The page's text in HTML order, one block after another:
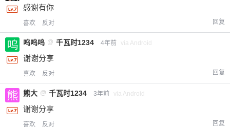
感谢有你
喜欢 反对 回复
呜呜呜 @ 千瓦时1234 4年前 via Android
谢谢分享
喜欢 反对 回复
熊大 @ 千瓦时1234 3年前 via Android
谢谢分享
喜欢 反对 回复